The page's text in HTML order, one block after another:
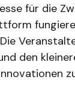
für die
den